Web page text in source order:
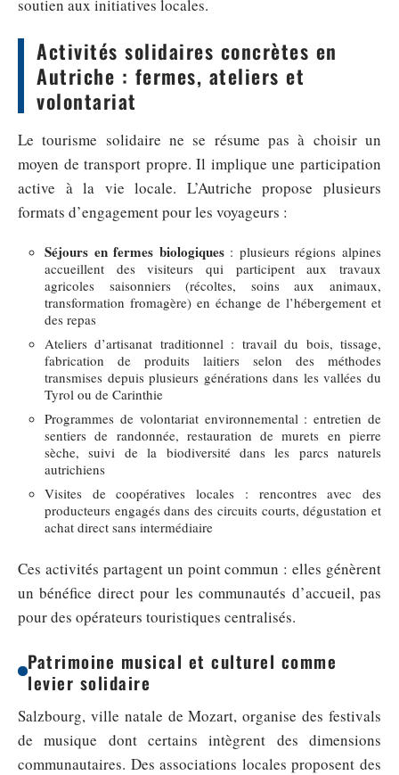
soutien aux initiatives locales.
Activités solidaires concrètes en
Autriche : fermes, ateliers et
volontariat
Le tourisme solidaire ne se résume pas à choisir un
moyen de transport propre. Il implique une participation
active à la vie locale. L’Autriche propose plusieurs
formats d’engagement pour les voyageurs :
Séjours en fermes biologiques: plusieurs régions alpines
accueillent des visiteurs qui participent aux travaux
agricoles saisonniers (récoltes, soins aux animaux,
transformation fromagère) en échange de l’hébergement et
des repas
Ateliers d’artisanat traditionnel : travail du bois, tissage,
fabrication de produits laitiers selon des méthodes
transmises depuis plusieurs générations dans les vallées du
Tyrol ou de Carinthie
Programmes de volontariat environnemental : entretien de
sentiers de randonnée, restauration de murets en pierre
sèche, suivi de la biodiversité dans les parcs naturels
autrichiens
Visites de coopératives locales : rencontres avec des
producteurs engagés dans des circuits courts, dégustation et
achat direct sans intermédiaire
Ces activités partagent un point commun : elles génèrent
un bénéfice direct pour les communautés d’accueil, pas
pour des opérateurs touristiques centralisés.
Patrimoine musical et culturel comme
levier solidaire
Salzbourg, ville natale de Mozart, organise des festivals
de musique dont certains intègrent des dimensions
communautaires. Des associations locales proposent des